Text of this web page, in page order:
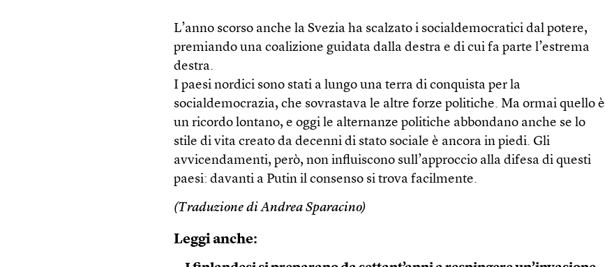
L’anno scorso anche la Svezia ha scalzato i socialdemocratici dal potere,
premiando una coalizione guidata dalla destra e di cui fa parte l’estrema
destra.
I paesi nordici sono stati a lungo una terra di conquista per la
socialdemocrazia, che sovrastava le altre forze politiche. Ma ormai quello è
un ricordo lontano, e oggi le alternanze politiche abbondano anche se lo
stile di vita creato da decenni di stato sociale è ancora in piedi. Gli
avvicendamenti, però, non influiscono sull’approccio alla difesa di questi
paesi: davanti a Putin il consenso si trova facilmente.
(Traduzione di Andrea Sparacino)
Leggi anche: